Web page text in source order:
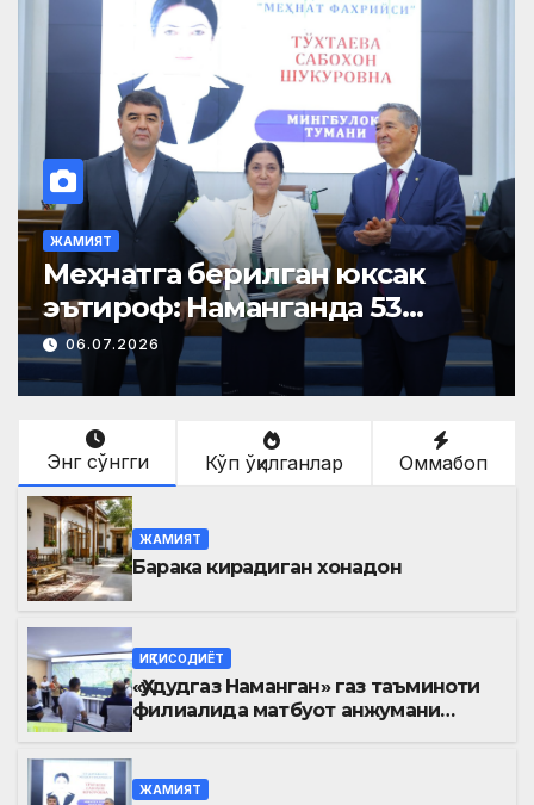
ЖАМИЯТ
Меҳнатга берилган юксак
эътироф: Наманганда 53
нафар нуроний «Меҳнат
фахрийси» кўкрак нишони
билан тақдирланди
06.07.2026
Энг сўнгги Кўп ўқилганлар Оммабоп
ЖАМИЯТ
Барака кирадиган хонадон
ИҚТИСОДИЁТ
«Ҳудудгаз Наманган» газ таъминоти
филиалида матбуот анжумани
ЖАМИЯТ